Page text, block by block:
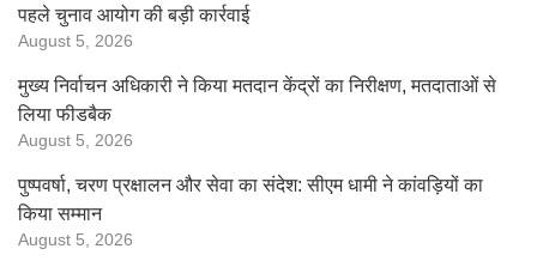
पहले चुनाव आयोग की बड़ी कार्रवाई
August 5, 2026
मुख्य निर्वाचन अधिकारी ने किया मतदान केंद्रों का निरीक्षण, मतदाताओं से
लिया फीडबैक
August 5, 2026
पुष्पवर्षा, चरण प्रक्षालन और सेवा का संदेश: सीएम धामी ने कांवड़ियों का
किया सम्मान
August 5, 2026